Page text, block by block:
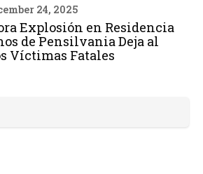
24, 2025
Explosión en Residencia
de Pensilvania Deja al
Víctimas Fatales